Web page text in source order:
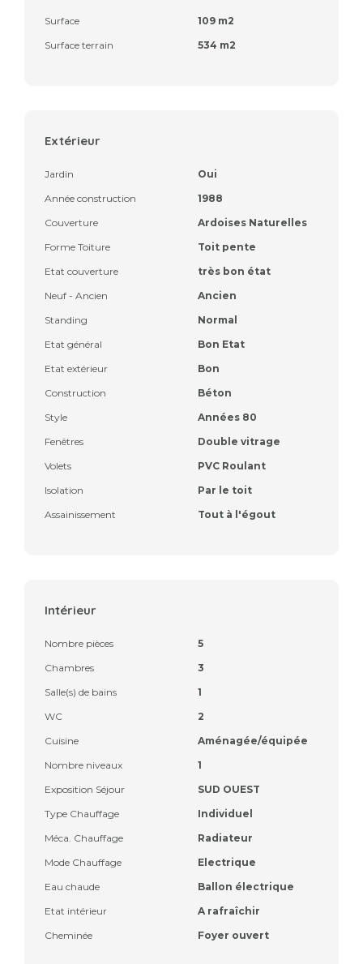
Surface
109 m2
Surface terrain
534 m2
Extérieur
Jardin
Oui
Année construction
1988
Couverture
Ardoises Naturelles
Forme Toiture
Toit pente
Etat couverture
très bon état
Neuf - Ancien
Ancien
Standing
Normal
Etat général
Bon Etat
Etat extérieur
Bon
Construction
Béton
Style
Années 80
Fenêtres
Double vitrage
Volets
PVC Roulant
Isolation
Par le toit
Assainissement
Tout à l'égout
Intérieur
Nombre pièces
5
Chambres
3
Salle(s) de bains
1
WC
2
Cuisine
Aménagée/équipée
Nombre niveaux
1
Exposition Séjour
SUD OUEST
Type Chauffage
Individuel
Méca. Chauffage
Radiateur
Mode Chauffage
Electrique
Eau chaude
Ballon électrique
Etat intérieur
A rafraîchir
Cheminée
Foyer ouvert